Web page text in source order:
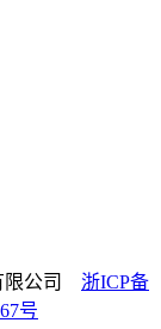
限公司 浙ICP备
号